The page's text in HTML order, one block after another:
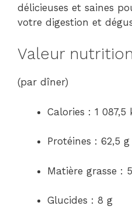
délicieuses et saines
votre digestion et
Valeur
(par dîner)
Calories : 1 087,5
Protéines : 62,5 g
Matière grasse :
Glucides : 8 g